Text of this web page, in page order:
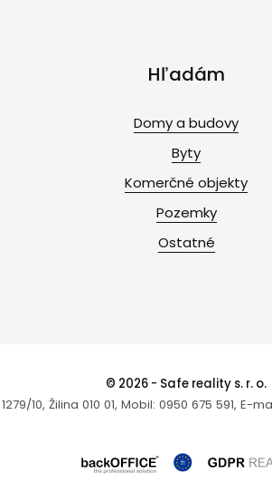
Hľadám
Domy a budovy
Byty
Komerčné objekty
Pozemky
Ostatné
© 2026 - Safe reality s. r. o.
10, Žilina 010 01, Mobil: 0950 675 591, E-